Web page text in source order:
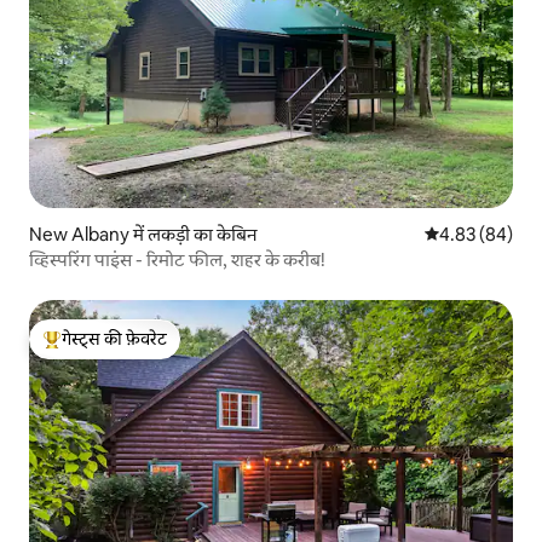
New Albany में लकड़ी का केबिन औसत रेटिंग 5 में
4.83 (84)
व्हिस्परिंग पाइंस - रिमोट फील, शहर के करीब!
गेस्ट्स का टॉप फ़ेवरेट
गेस्ट्स की फ़ेवरेट